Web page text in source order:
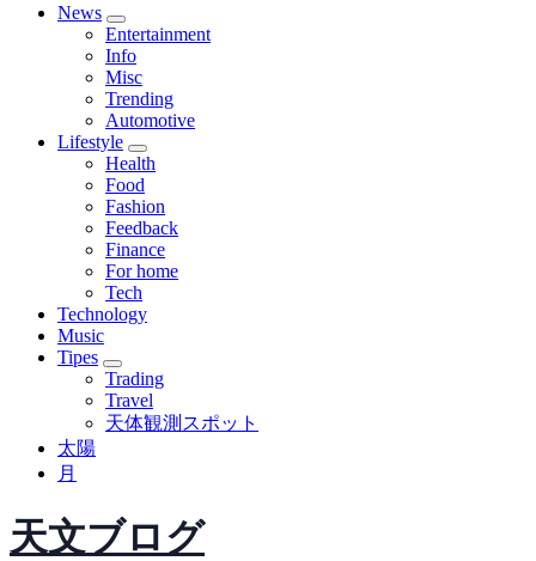
News
Entertainment
Info
Misc
Trending
Automotive
Lifestyle
Health
Food
Fashion
Feedback
Finance
For home
Tech
Technology
Music
Tipes
Trading
Travel
天体観測スポット
太陽
月
天文ブログ